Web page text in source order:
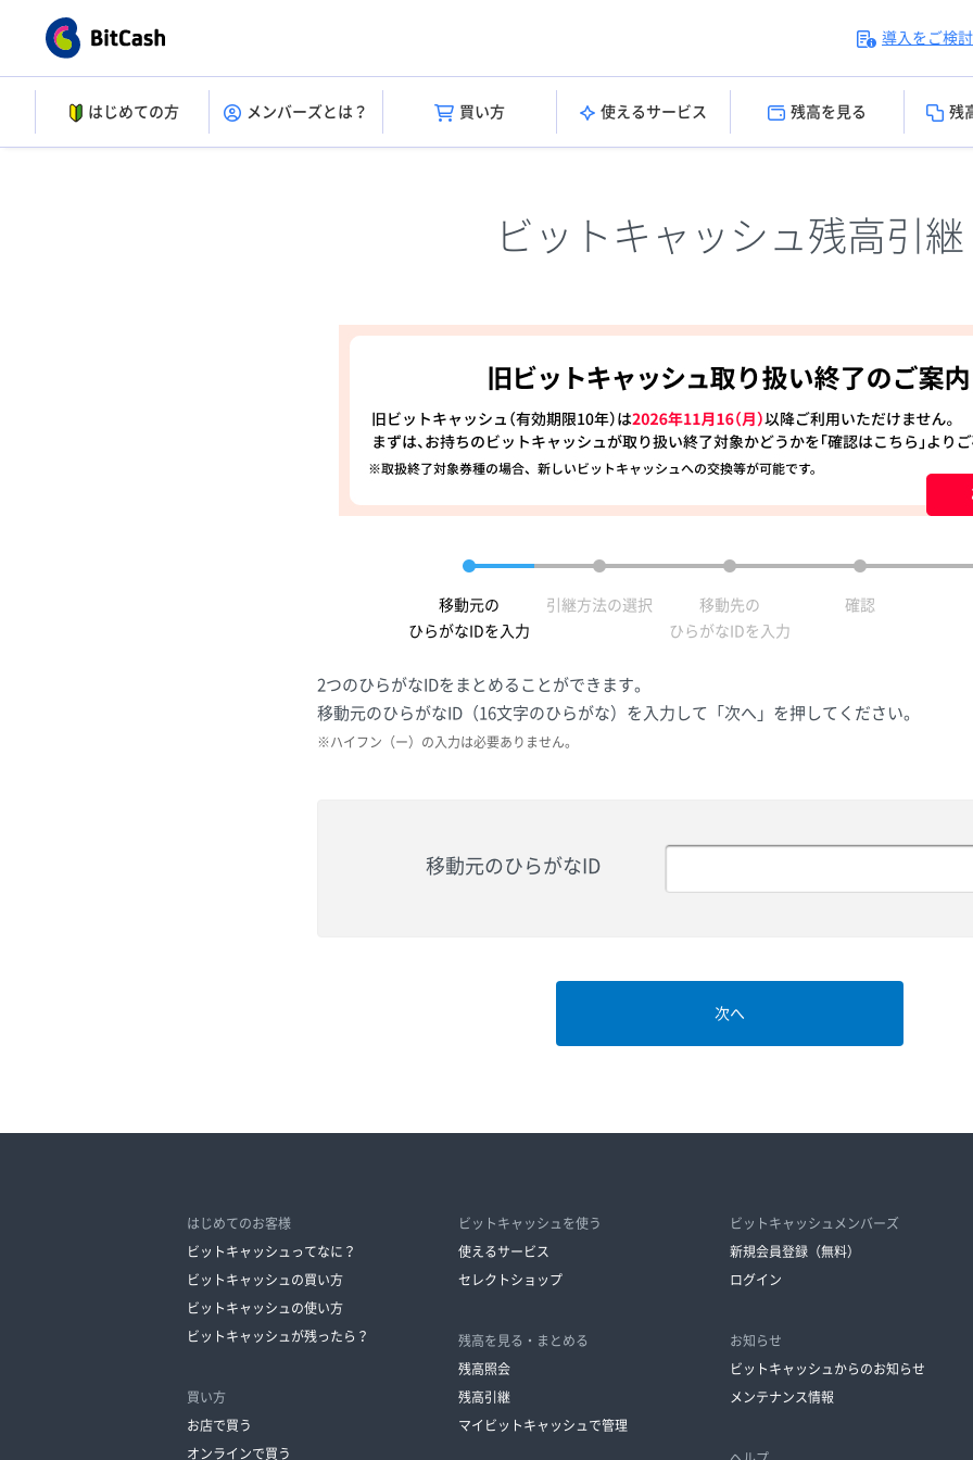
導入をご検
はじめての方 メンバーズとは？ 買い方 使えるサービス 残高を見る 残
ビットキャッシュ残高引継
移動元の
ひらがなIDを入力
引継方法の選択
移動先の
ひらがなIDを入力
確認
2つのひらがなIDをまとめることができます。
移動元のひらがなID（16文字のひらがな）を入力して「次へ」を押してください。
※ハイフン（ー）の入力は必要ありません。
移動元のひらがなID
はじめてのお客様
ビットキャッシュってなに？
ビットキャッシュの買い方
ビットキャッシュの使い方
ビットキャッシュが残ったら？
買い方
お店で買う
オンラインで買う
ビットキャッシュを使う
使えるサービス
セレクトショップ
残高を見る・まとめる
残高照会
残高引継
マイビットキャッシュで管理
ビットキャッシュメンバーズ
新規会員登録（無料）
ログイン
お知らせ
ビットキャッシュからのお知らせ
メンテナンス情報